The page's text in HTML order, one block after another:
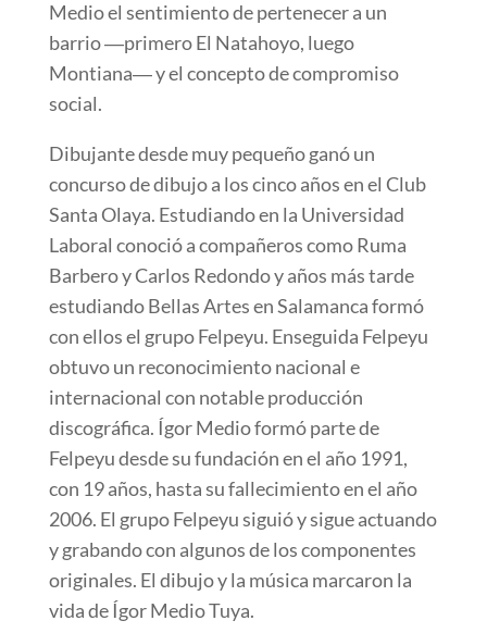
Medio el sentimiento de pertenecer a un
barrio ―primero El Natahoyo, luego
Montiana― y el concepto de compromiso
social.
Dibujante desde muy pequeño ganó un
concurso de dibujo a los cinco años en el Club
Santa Olaya. Estudiando en la Universidad
Laboral conoció a compañeros como Ruma
Barbero y Carlos Redondo y años más tarde
estudiando Bellas Artes en Salamanca formó
con ellos el grupo Felpeyu. Enseguida Felpeyu
obtuvo un reconocimiento nacional e
internacional con notable producción
discográfica. Ígor Medio formó parte de
Felpeyu desde su fundación en el año 1991,
con 19 años, hasta su fallecimiento en el año
2006. El grupo Felpeyu siguió y sigue actuando
y grabando con algunos de los componentes
originales. El dibujo y la música marcaron la
vida de Ígor Medio Tuya.